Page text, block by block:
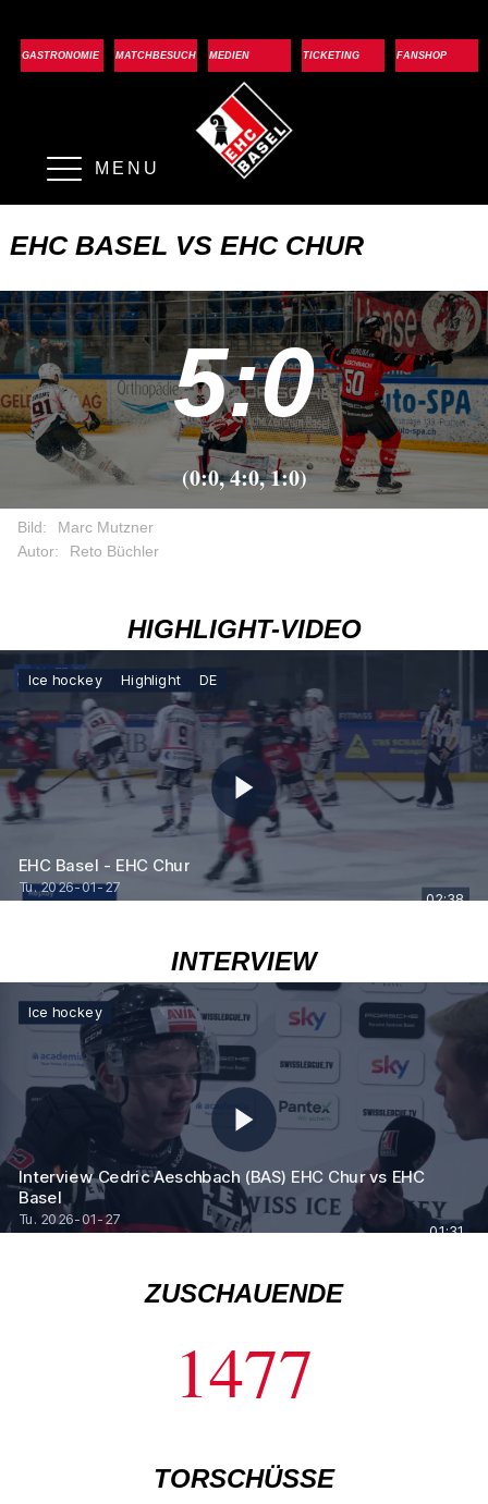
GASTRONOMIE MATCHBESUCH MEDIEN TICKETING FANSHOP
MENU
EHC BASEL VS EHC CHUR
5:0
(0:0, 4:0, 1:0)
Bild:
Marc Mutzner
Autor:
Reto Büchler
HIGHLIGHT-VIDEO
INTERVIEW
ZUSCHAUENDE
1477
TORSCHÜSSE